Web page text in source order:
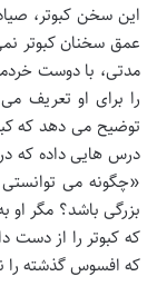
این سخن کبوتر،
عمق سخنان کبوتر
مدتی، با دوست
را برای او تعریف
توضیح می دهد که
درس هایی داده که
«چگونه می
بزرگی باشد؟ مگر او
که کبوتر را از دست
که افسوس گذشته را